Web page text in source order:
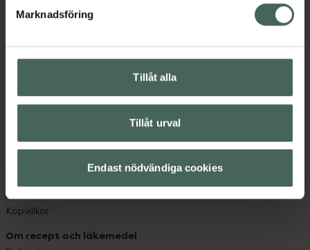
Marknadsföring
Tillåt alla
Tillåt urval
Endast nödvändiga cookies
hjälpa just dig att må lite bättre. Välkommen att prata
Kundservice
Vanliga frågor
Leverans, betalning och retur
App
Köpvillkor
Om recept och läkemedel